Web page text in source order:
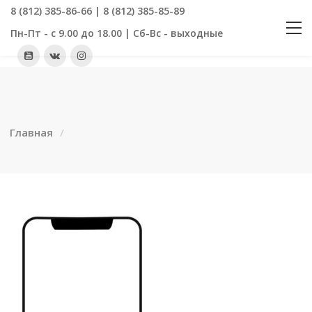
8 (812) 385-86-66 | 8 (812) 385-85-89
Пн-Пт - с 9.00 до 18.00 | Сб-Вс - выходные
Главная